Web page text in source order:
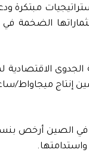
مبتكرة
الضخمة في
الجدوى